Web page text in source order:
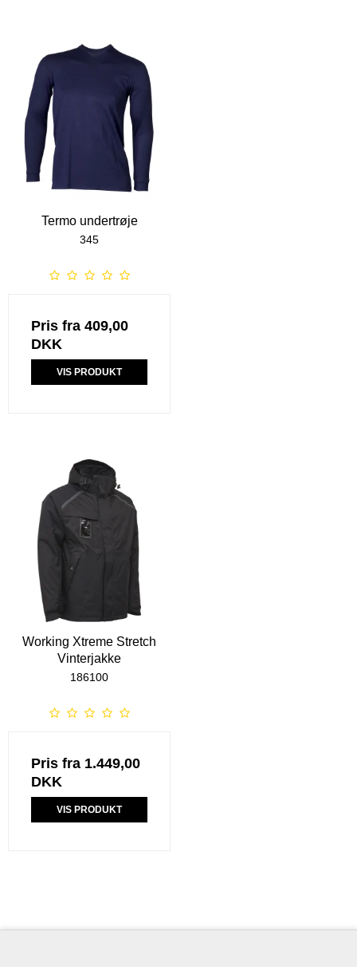
Termo undertrøje
345
Pris fra 409,00
DKK
VIS PRODUKT
Working Xtreme Stretch
Vinterjakke
186100
Pris fra 1.449,00
DKK
VIS PRODUKT